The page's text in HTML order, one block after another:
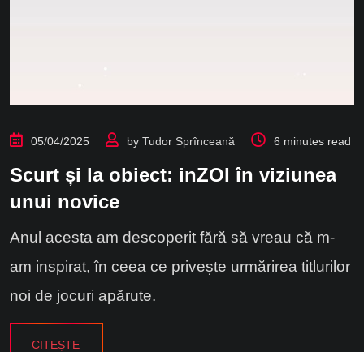
05/04/2025 by Tudor Sprînceană 6 minutes read
Scurt și la obiect: inZOI în viziunea
unui novice
Anul acesta am descoperit fără să vreau că m-
am inspirat, în ceea ce privește urmărirea titlurilor
noi de jocuri apărute.
CITEȘTE